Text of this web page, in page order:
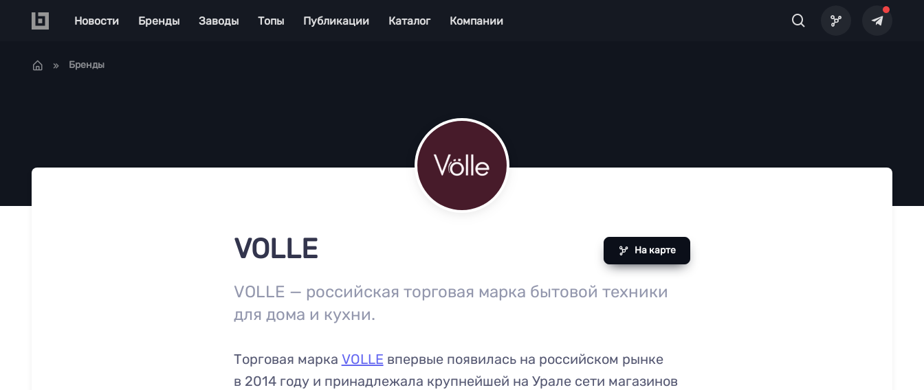
Main navigation
Новости Бренды Заводы Топы Публикации Каталог Компании
Бренды
VOLLE На карте
VOLLE — российская торговая марка бытовой техники
для дома и кухни.
Торговая марка VOLLE впервые появилась на российском рынке
в 2014 году и принадлежала крупнейшей на Урале сети магазинов